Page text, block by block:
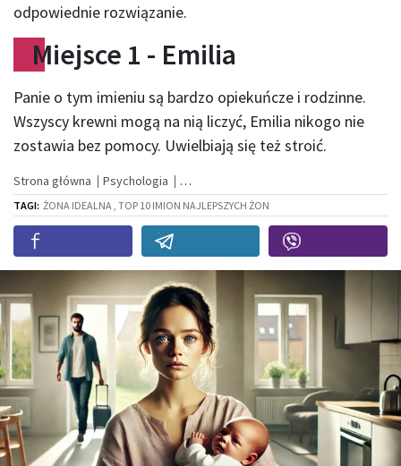
odpowiednie rozwiązanie.
Miejsce 1 - Emilia
Panie o tym imieniu są bardzo opiekuńcze i rodzinne.
Wszyscy krewni mogą na nią liczyć, Emilia nikogo nie
zostawia bez pomocy. Uwielbiają się też stroić.
Strona główna Psychologia
TAGI: ŻONA IDEALNA , TOP 10 IMION NAJLEPSZYCH ŻON